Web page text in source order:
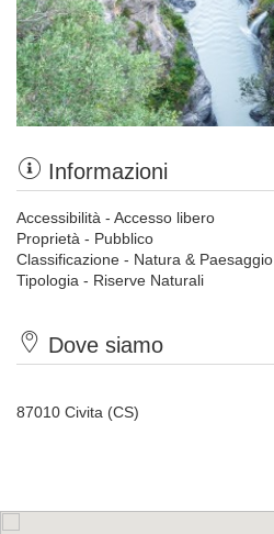
Informazioni
Accessibilità - Accesso libero
Proprietà - Pubblico
Classificazione - Natura & Paesaggio
Tipologia - Riserve Naturali
Dove siamo
87010 Civita (CS)